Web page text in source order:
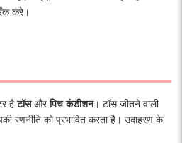
करे।
हैटॉसऔरपिच कंडीशन। टॉस जीतने वाली
रणनीति को प्रभावित करता है। उदाहरण के